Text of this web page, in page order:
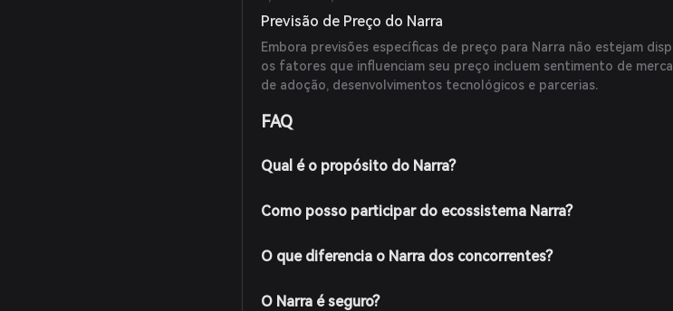
Previsão de Preço do Narra
Embora previsões específicas de preço para Narra não estejam
os fatores que influenciam seu preço incluem sentimento de
de adoção, desenvolvimentos tecnológicos e parcerias.
FAQ
Qual é o propósito do Narra?
Como posso participar do ecossistema Narra?
O que diferencia o Narra dos concorrentes?
O Narra é seguro?